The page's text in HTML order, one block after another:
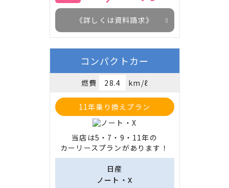
《詳しくは資料請求》
コンパクトカー
燃費 28.4 km/ℓ
11年乗り換えプラン
当店は5・7・9・11年の
カーリースプランがあります！
日産
ノート・X